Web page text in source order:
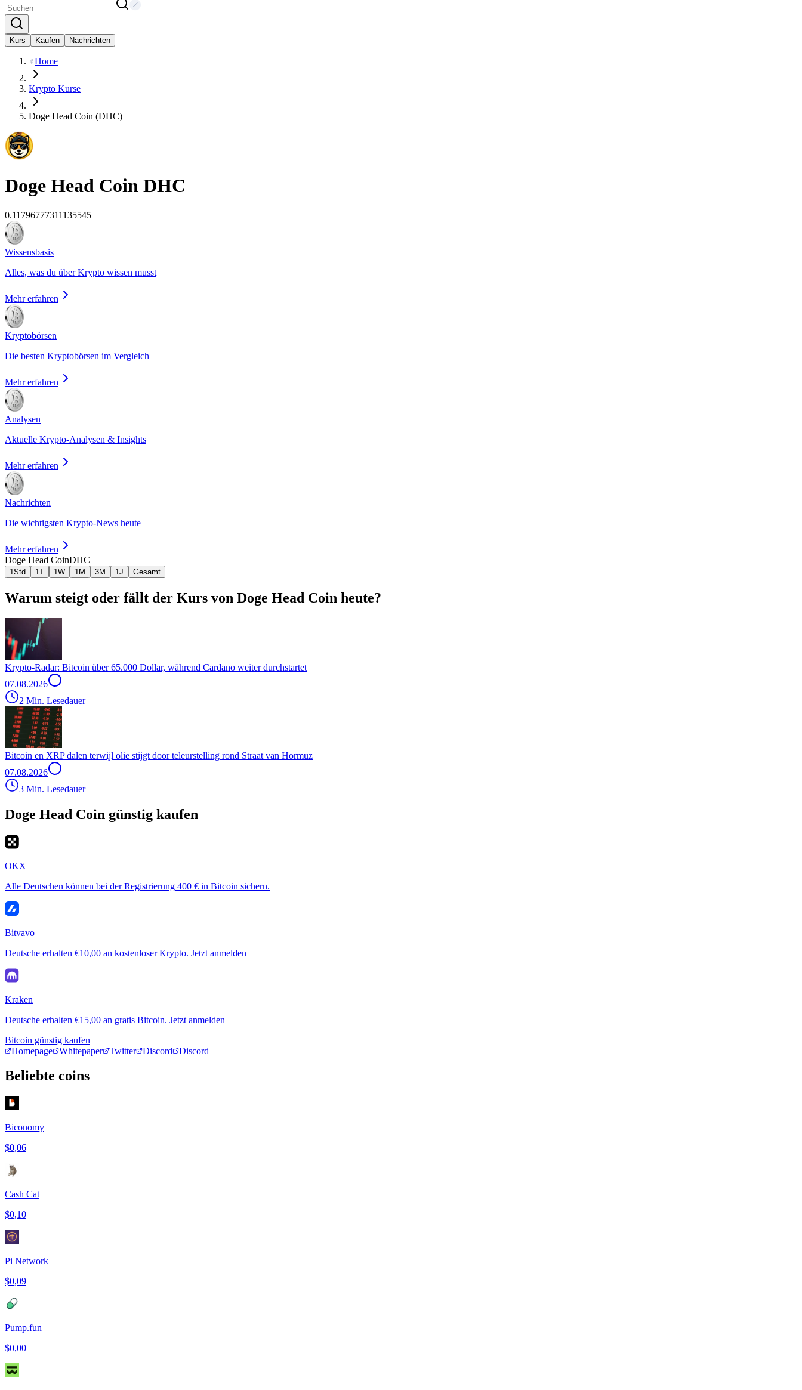
Kurs Kaufen Nachrichten
Home
Krypto Kurse
Doge Head Coin (DHC)
Doge Head Coin DHC
0.11796777311135545
Wissensbasis
Alles, was du über Krypto wissen musst
Mehr erfahren
Kryptobörsen
Die besten Kryptobörsen im Vergleich
Mehr erfahren
Analysen
Aktuelle Krypto-Analysen & Insights
Mehr erfahren
Nachrichten
Die wichtigsten Krypto-News heute
Mehr erfahren
Doge Head CoinDHC
1Std 1T 1W 1M 3M 1J Gesamt
Warum steigt oder fällt der Kurs von Doge Head Coin heute?
Krypto-Radar: Bitcoin über 65.000 Dollar, während Cardano weiter durchstartet
07.08.2026
2 Min. Lesedauer
Bitcoin en XRP dalen terwijl olie stijgt door teleurstelling rond Straat van Hormuz
07.08.2026
3 Min. Lesedauer
Doge Head Coin günstig kaufen
OKX
Alle Deutschen können bei der Registrierung 400 € in Bitcoin sichern.
Bitvavo
Deutsche erhalten €10,00 an kostenloser Krypto. Jetzt anmelden
Kraken
Deutsche erhalten €15,00 an gratis Bitcoin. Jetzt anmelden
Bitcoin günstig kaufen
Homepage
Whitepaper Twitter Discord Discord
Beliebte coins
Biconomy
$0,06
Cash Cat
$0,10
Pi Network
$0,09
Pump.fun
$0,00